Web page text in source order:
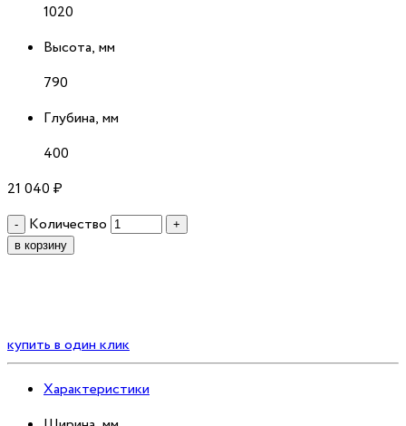
1020
Высота, мм
790
Глубина, мм
400
21 040 ₽
- Количество
+
в корзину
купить в один клик
Характеристики